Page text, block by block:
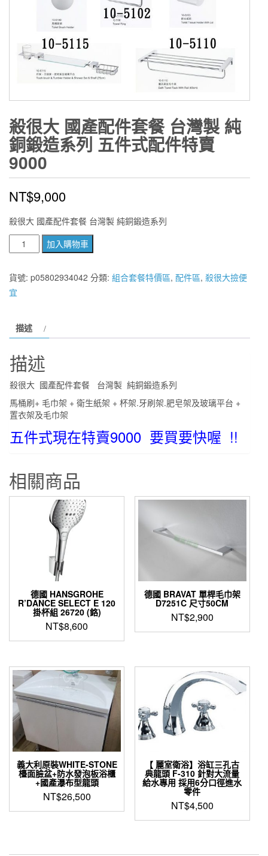
殺很大 國產配件套餐 台灣製 純
銅鍛造系列 五件式配件特賣
9000
NT$9,000
殺很大 國產配件套餐 台灣製 純銅鍛造系列
很
大
國
件
餐
灣
製
純
銅
系
列
加入購物車
貨號: p05802934042 分類: 組合套餐特價區, 配件區, 殺很大撿便
宜
描述
描述
殺很大 國產配件套餐 台灣製 純銅鍛造系列
馬桶刷+ 毛巾架 + 衛生紙架 + 杯架.牙刷架.肥皂架及玻璃平台 +
置衣架及毛巾架
五件式現在特賣9000 要買要快喔 !!
相關商品
德國 HANSGROHE
R’DANCE SELECT E 120
掛杯組 26720 (鉻)
NT$8,600
德國 BRAVAT 單桿毛巾架
D7251C 尺寸50CM
NT$2,900
義大利原裝WHITE-STONE
檯面臉盆+防水發泡板浴櫃
+國產瀑布型龍頭
NT$26,500
【 麗室衛浴】浴缸三孔古
典龍頭 F-310 針對大流量
給水專用 採用6分口徑進水
零件
NT$4,500